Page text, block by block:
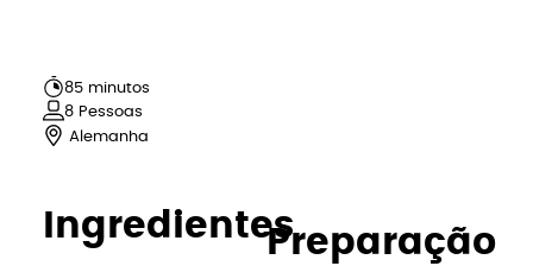
85 minutos
8 Pessoas
Alemanha
IngredientesPreparação